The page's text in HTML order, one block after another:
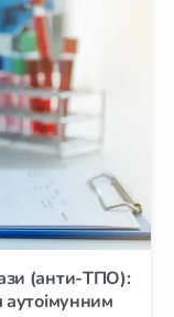
(анти-ТПО):
аутоімунним